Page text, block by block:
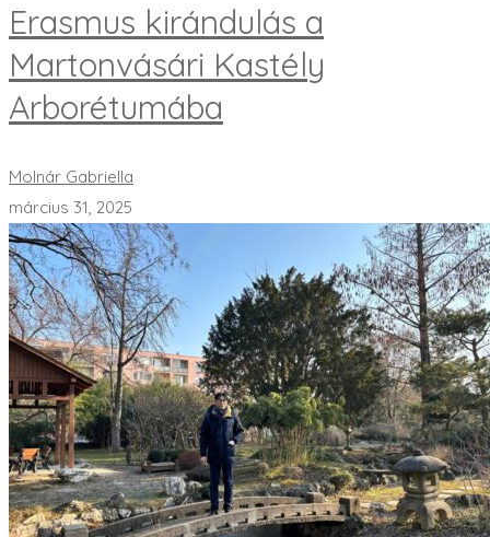
Erasmus kirándulás a
Martonvásári Kastély
Arborétumába
Molnár Gabriella
március 31, 2025